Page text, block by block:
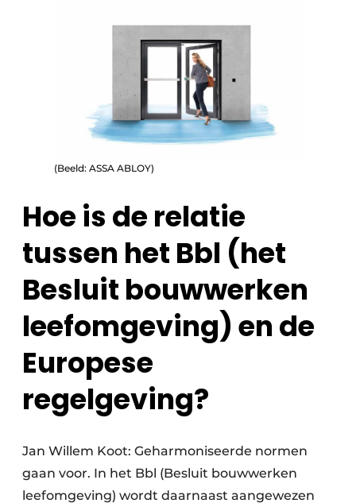
(Beeld: ASSA ABLOY)
Hoe is de relatie
tussen het Bbl (het
Besluit bouwwerken
leefomgeving) en de
Europese
regelgeving?
Jan Willem Koot: Geharmoniseerde normen
gaan voor. In het Bbl (Besluit bouwwerken
leefomgeving) wordt daarnaast aangewezen